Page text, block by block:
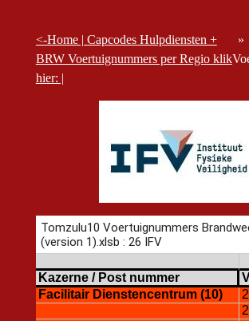
<-Home | Capcodes Hulpdiensten +
BRW Voertuignummers per Regio klik
hier: |
»